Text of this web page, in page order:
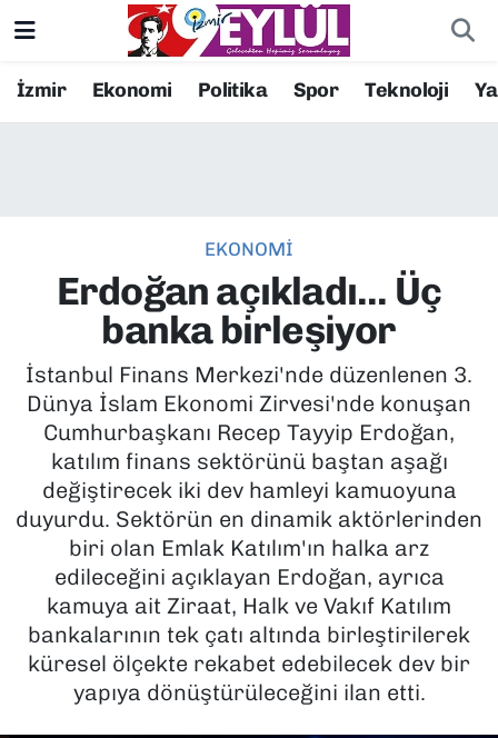
İzmir Ekonomi Politika Spor Teknoloji
EKONOMİ
Erdoğan açıkladı... Üç
banka birleşiyor
İstanbul Finans Merkezi'nde düzenlenen 3.
Dünya İslam Ekonomi Zirvesi'nde konuşan
Cumhurbaşkanı Recep Tayyip Erdoğan,
katılım finans sektörünü baştan aşağı
değiştirecek iki dev hamleyi kamuoyuna
duyurdu. Sektörün en dinamik aktörlerinden
biri olan Emlak Katılım'ın halka arz
edileceğini açıklayan Erdoğan, ayrıca
kamuya ait Ziraat, Halk ve Vakıf Katılım
bankalarının tek çatı altında birleştirilerek
küresel ölçekte rekabet edebilecek dev bir
yapıya dönüştürüleceğini ilan etti.
Resmi İlanlar
EKONOMİ
KÜLTÜR SANAT
MAGAZİN
POLİTİKA
SAĞLIK
TEKNOLOJİ
YAŞAM
Konak Nöbetçi Eczaneler
Süper Lig Puan Durumu ve Fikstür
Tüm Manşetler
Son Dakika Haberleri
Haber Arşivi